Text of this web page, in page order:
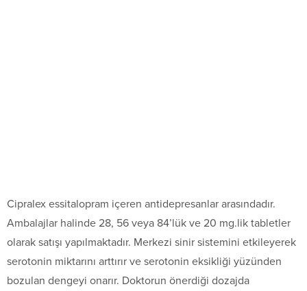
Cipralex essitalopram içeren antidepresanlar arasındadır.
Ambalajlar halinde 28, 56 veya 84’lük ve 20 mg.lik tabletler
olarak satışı yapılmaktadır. Merkezi sinir sistemini etkileyerek
serotonin miktarını arttırır ve serotonin eksikliği yüzünden
bozulan dengeyi onarır. Doktorun önerdiği dozajda